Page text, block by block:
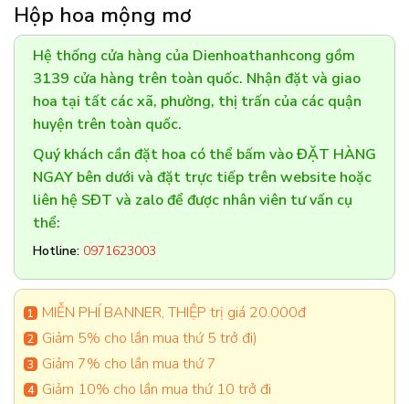
Hộp hoa mộng mơ
Hệ thống cửa hàng của Dienhoathanhcong gồm
3139 cửa hàng trên toàn quốc. Nhận đặt và giao
hoa tại tất các xã, phường, thị trấn của các quận
huyện trên toàn quốc.
Quý khách cần đặt hoa có thể bấm vào ĐẶT HÀNG
NGAY bên dưới và đặt trực tiếp trên website hoặc
liên hệ SĐT và zalo để được nhân viên tư vấn cụ
thể:
Hotline: 0971623003
MIỄN PHÍ BANNER, THIỆP trị giá 20.000đ
Giảm 5% cho lần mua thứ 5 trở đi)
Giảm 7% cho lần mua thứ 7
Giảm 10% cho lần mua thứ 10 trở đi